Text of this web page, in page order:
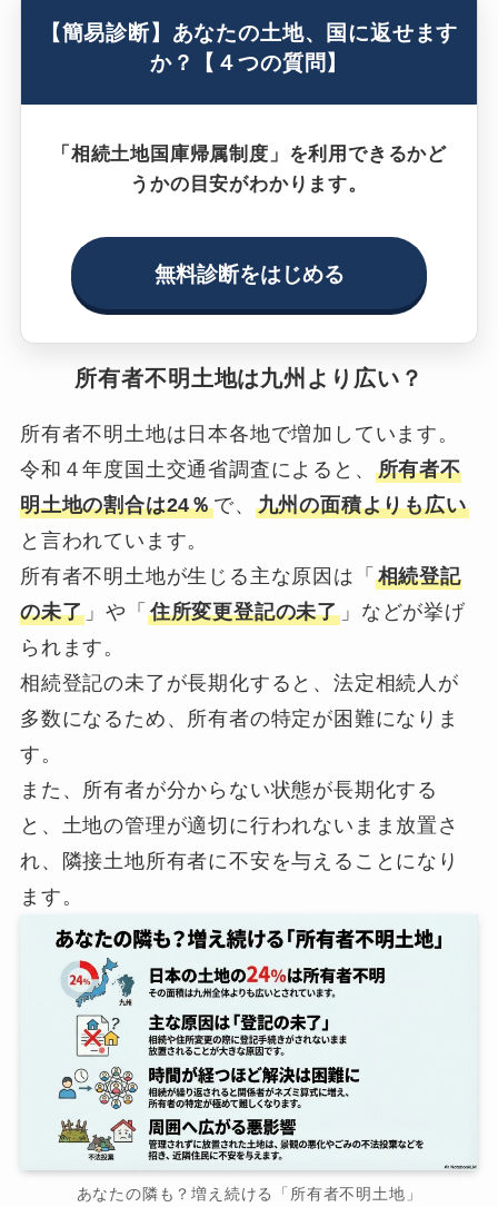
【簡易診断】あなたの土地、国に返せます
か？【４つの質問】
「相続土地国庫帰属制度」を利用できるかど
うかの目安がわかります。
無料診断をはじめる
所有者不明土地は九州より広い？
所有者不明土地は日本各地で増加しています。
令和４年度国土交通省調査によると、 所有者不
明土地の割合は24％で、 九州の面積よりも広い
と言われています。
所有者不明土地が生じる主な原因は「 相続登記
の未了 」や「 住所変更登記の未了 」などが挙げ
られます。
相続登記の未了が長期化すると、法定相続人が
多数になるため、所有者の特定が困難になりま
す。
また、所有者が分からない状態が長期化する
と、土地の管理が適切に行われないまま放置さ
れ、隣接土地所有者に不安を与えることになり
ます。
あなたの隣も？増え続ける「所有者不明土地」